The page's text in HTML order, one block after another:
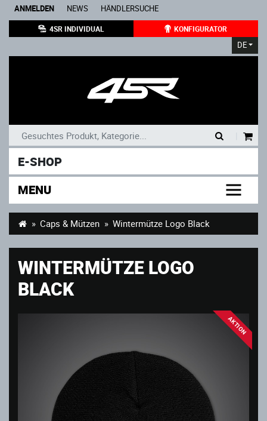
ANMELDEN NEWS HÄNDLERSUCHE
4SR INDIVIDUAL KONFIGURATOR
DE
E-SHOP
MENU
Caps & Mützen Wintermütze Logo Black
WINTERMÜTZE LOGO
BLACK
AKTION